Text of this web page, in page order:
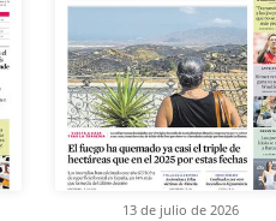
13 de julio de 2026